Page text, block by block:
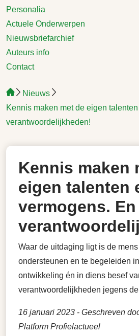
Personalia
Actuele Onderwerpen
Nieuwsbriefarchief
Auteurs info
Contact
Nieuws
Kennis maken met de eigen
verantwoordelijkheden!
Kennis maken
eigen talenten
vermogens. En
Waar de uitdaging ligt is de
ondersteunen en te begeleiden
ontwikkeling én in diens besef
verantwoordelijkheden jegens
16 januari 2023 - Geschreven
Platform Profielactueel